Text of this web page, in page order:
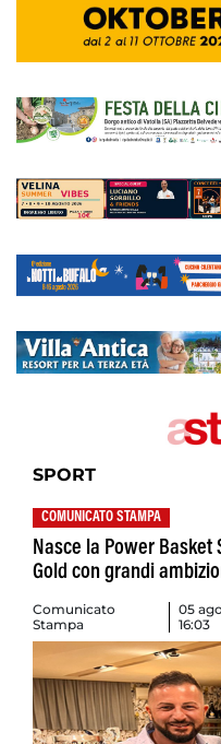
SPORT
COMUNICATO STAMPA
Nasce la Power Basket
Gold con grandi
Comunicato
Stampa
05
16:03